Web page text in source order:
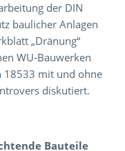
der DIN
baulicher Anlagen
„Dränung“
WU-Bauwerken
18533 mit und ohne
diskutiert.
Bauteile